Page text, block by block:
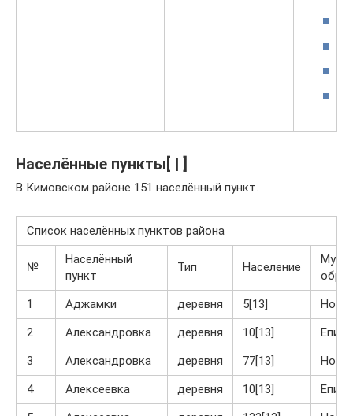
Населённые пункты[ | ]
В Кимовском районе 151 населённый пункт.
Список населённых пунктов района
№
Населённый
пункт
Тип Население
1
Аджамки деревня 5[13]
2
Александровка деревня 10[13]
3
Александровка деревня 77[13]
4
Алексеевка деревня 10[13]